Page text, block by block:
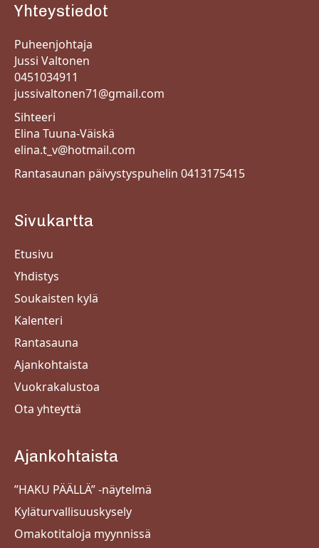
Yhteystiedot
Puheenjohtaja
Jussi Valtonen
0451034911
jussivaltonen71@gmail.com
Sihteeri
Elina Tuuna-Väiskä
elina.t_v@hotmail.com
Rantasaunan päivystyspuhelin 0413175415
Sivukartta
Etusivu
Yhdistys
Soukaisten kylä
Kalenteri
Rantasauna
Ajankohtaista
Vuokrakalustoa
Ota yhteyttä
Ajankohtaista
”HAKU PÄÄLLÄ” -näytelmä
Kyläturvallisuuskysely
Omakotitaloja myynnissä